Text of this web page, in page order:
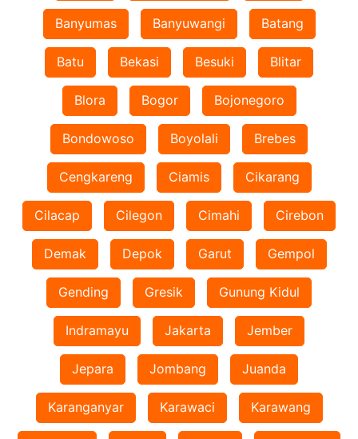
Banyumas Banyuwangi Batang
Batu Bekasi Besuki Blitar
Blora Bogor Bojonegoro
Bondowoso Boyolali Brebes
Cengkareng Ciamis Cikarang
Cilacap Cilegon Cimahi Cirebon
Demak Depok Garut Gempol
Gending Gresik Gunung Kidul
Indramayu Jakarta Jember
Jepara Jombang Juanda
Karanganyar Karawaci Karawang